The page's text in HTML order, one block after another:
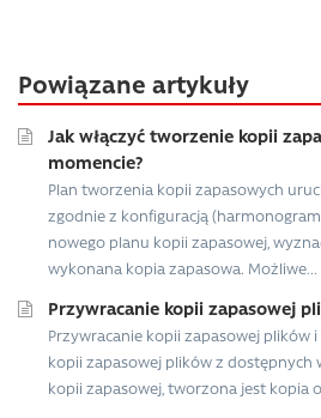
Powiązane artykuły
Jak włączyć tworzenie kopii
momencie?
Plan tworzenia kopii zapasowych
zgodnie z konfiguracją
nowego planu kopii zapasowej,
wykonana kopia zapasowa. Możliwe...
Przywracanie kopii zapasowej
Przywracanie kopii zapasowej plików
kopii zapasowej plików z
kopii zapasowej, tworzona jest kopia